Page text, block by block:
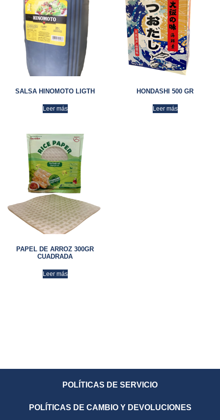
SALSA HINOMOTO LIGTH
Leer más
HONDASHI 500 GR
Leer más
PAPEL DE ARROZ 300GR
CUADRADA
Leer más
POLÍTICAS DE SERVICIO
POLÍTICAS DE CAMBIO Y DEVOLUCIONES